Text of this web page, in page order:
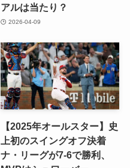
アルは当たり？
2026-04-09
【2025年オールスター】史
上初のスイングオフ決着
ナ・リーグが7-6で勝利、